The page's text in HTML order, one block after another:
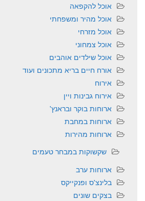
אוכל להקפאה
אוכל מהיר ומשפחתי
אוכל מזרחי
אוכל צמחוני
אוכל שילדים אוהבים
אורח חיים בריא מתכונים ועוד
אירוח
אירוח גבינות ויין
ארוחות בוקר ובראנץ'
ארוחות במחבת
ארוחות מהירות
שקשוקות במבחר טעמים
ארוחות ערב
בלינצ'ס ופנקייקס
בצקים שונים